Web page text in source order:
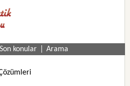
Son konular Arama